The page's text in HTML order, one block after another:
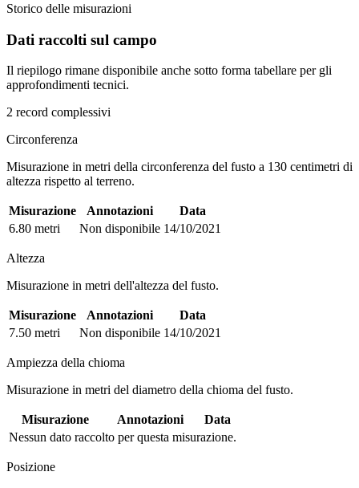
Storico delle misurazioni
Dati raccolti sul campo
Il riepilogo rimane disponibile anche sotto forma tabellare per gli
approfondimenti tecnici.
2 record complessivi
Circonferenza
Misurazione in metri della circonferenza del fusto a 130 centimetri di
altezza rispetto al terreno.
Misurazione Annotazioni
Data
6.80 metri
Non disponibile 14/10/2021
Altezza
Misurazione in metri dell'altezza del fusto.
Misurazione Annotazioni
Data
7.50 metri
Non disponibile 14/10/2021
Ampiezza della chioma
Misurazione in metri del diametro della chioma del fusto.
Misurazione Annotazioni
Data
Nessun dato raccolto per questa misurazione.
Posizione